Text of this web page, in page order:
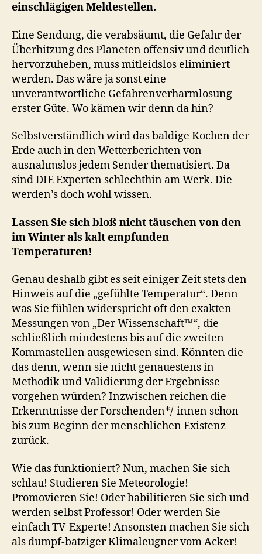
einschlägigen Meldestellen.
Eine Sendung, die verabsäumt, die Gefahr der
Überhitzung des Planeten offensiv und deutlich
hervorzuheben, muss mitleidslos eliminiert
werden. Das wäre ja sonst eine
unverantwortliche Gefahrenverharmlosung
erster Güte. Wo kämen wir denn da hin?
Selbstverständlich wird das baldige Kochen der
Erde auch in den Wetterberichten von
ausnahmslos jedem Sender thematisiert. Da
sind DIE Experten schlechthin am Werk. Die
werden’s doch wohl wissen.
Lassen Sie sich bloß nicht täuschen von den
im Winter als kalt empfunden
Temperaturen!
Genau deshalb gibt es seit einiger Zeit stets den
Hinweis auf die „gefühlte Temperatur“. Denn
was Sie fühlen widerspricht oft den exakten
Messungen von „Der Wissenschaft™“, die
schließlich mindestens bis auf die zweiten
Kommastellen ausgewiesen sind. Könnten die
das denn, wenn sie nicht genauestens in
Methodik und Validierung der Ergebnisse
vorgehen würden? Inzwischen reichen die
Erkenntnisse der Forschenden*/-innen schon
bis zum Beginn der menschlichen Existenz
zurück.
Wie das funktioniert? Nun, machen Sie sich
schlau! Studieren Sie Meteorologie!
Promovieren Sie! Oder habilitieren Sie sich und
werden selbst Professor! Oder werden Sie
einfach TV-Experte! Ansonsten machen Sie sich
als dumpf-batziger Klimaleugner vom Acker!